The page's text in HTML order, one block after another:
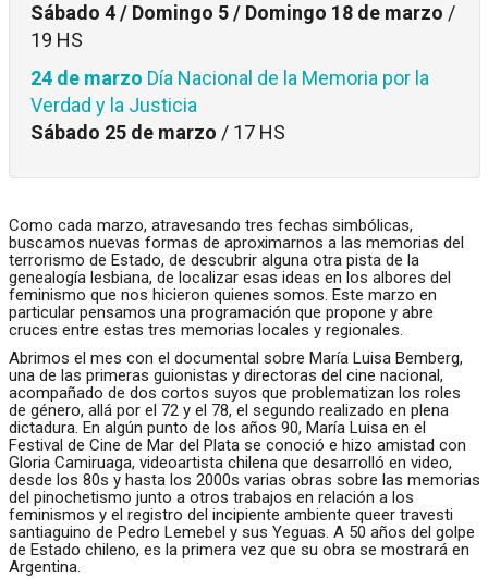
Sábado 4 / Domingo 5 / Domingo 18 de marzo /
19 HS
24 de marzo Día Nacional de la Memoria por la
Verdad y la Justicia
Sábado 25 de marzo / 17 HS
Como cada marzo, atravesando tres fechas simbólicas,
buscamos nuevas formas de aproximarnos a las memorias del
terrorismo de Estado, de descubrir alguna otra pista de la
genealogía lesbiana, de localizar esas ideas en los albores del
feminismo que nos hicieron quienes somos. Este marzo en
particular pensamos una programación que propone y abre
cruces entre estas tres memorias locales y regionales.
Abrimos el mes con el documental sobre María Luisa Bemberg,
una de las primeras guionistas y directoras del cine nacional,
acompañado de dos cortos suyos que problematizan los roles
de género, allá por el 72 y el 78, el segundo realizado en plena
dictadura. En algún punto de los años 90, María Luisa en el
Festival de Cine de Mar del Plata se conoció e hizo amistad con
Gloria Camiruaga, videoartista chilena que desarrolló en video,
desde los 80s y hasta los 2000s varias obras sobre las memorias
del pinochetismo junto a otros trabajos en relación a los
feminismos y el registro del incipiente ambiente queer travesti
santiaguino de Pedro Lemebel y sus Yeguas. A 50 años del golpe
de Estado chileno, es la primera vez que su obra se mostrará en
Argentina.